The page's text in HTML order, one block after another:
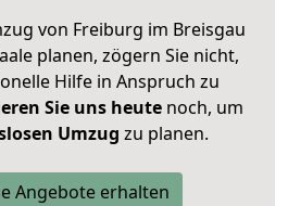
von Freiburg im Breisgau
planen, zögern Sie nicht,
Hilfe in Anspruch zu
Sie uns heutenoch, um
Umzug zu planen.
Angebote erhalten